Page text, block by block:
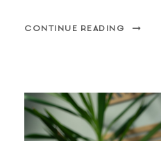
CONTINUE READING